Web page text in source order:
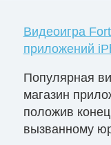
Видеоигра
приложений
Популярная
магазин
положив
вызванному